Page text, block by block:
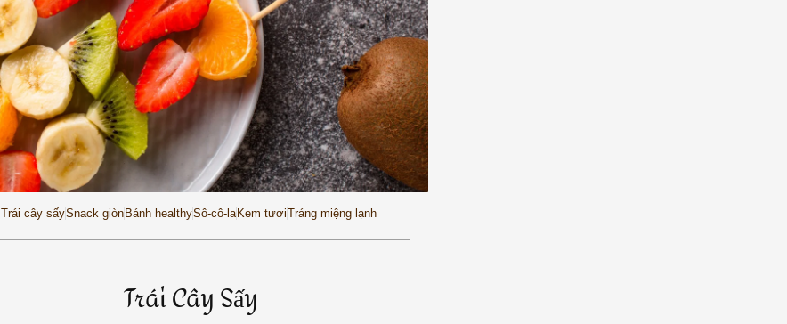
Trái cây sấySnack giòn Bánh healthySô-cô-la Kem tươiTráng miệng lạnh
Trái Cây Sấy